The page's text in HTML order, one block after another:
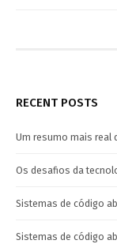
RECENT POSTS
Um resumo mais real
Os desafios da
Sistemas de código
Sistemas de código